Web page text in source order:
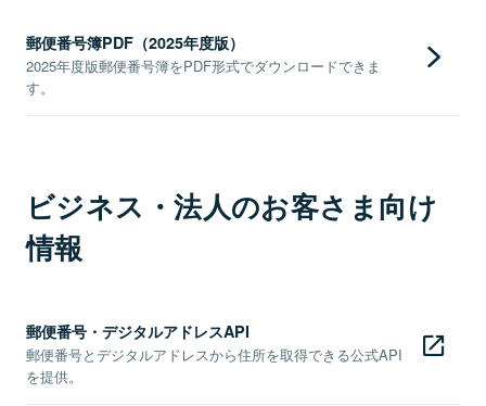
郵便番号簿PDF（2025年度版）
2025年度版郵便番号簿をPDF形式でダウンロードできま
す。
ビジネス・法人のお客さま向け
情報
郵便番号・デジタルアドレスAPI
郵便番号とデジタルアドレスから住所を取得できる公式API
を提供。